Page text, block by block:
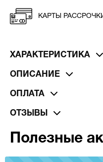
КАРТЫ
ХАРАКТЕРИСТИКА
ОПИСАНИЕ
ОПЛАТА
ОТЗЫВЫ
Полезные